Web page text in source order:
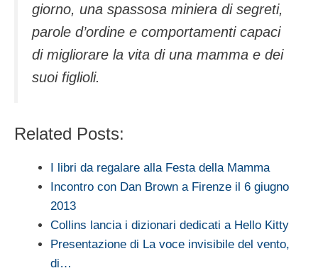
giorno, una spassosa miniera di segreti,
parole d’ordine e comportamenti capaci
di migliorare la vita di una mamma e dei
suoi figlioli.
Related Posts:
I libri da regalare alla Festa della Mamma
Incontro con Dan Brown a Firenze il 6 giugno
2013
Collins lancia i dizionari dedicati a Hello Kitty
Presentazione di La voce invisibile del vento,
di…